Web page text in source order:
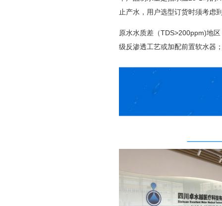
止产水，用户选型订货时须考虑
原水水质差（TDS>200ppm)地
级反渗透工艺或加配前置软水器